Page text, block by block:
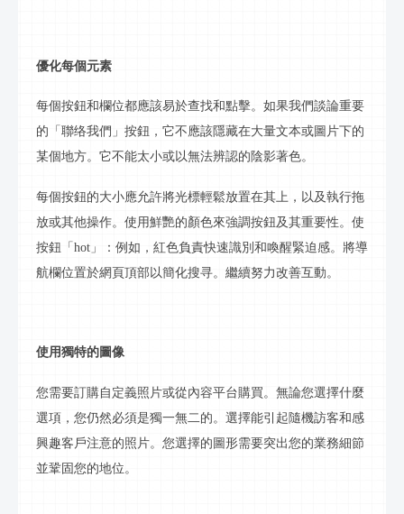
優化每個元素
每個按鈕和欄位都應該易於查找和點擊。如果我們談論重要
的「 聯络我們」按鈕，它不應該隱藏在大量文本或圖片下的
某個地方。它不能太小或以無法辨認的陰影著色。
每個按鈕的大小應允許將光標輕鬆放置在其上，以及執行拖
放或其他操作。使用鮮艷的顏色來強調按鈕及其重要性。使
按鈕「 hot」：例如，紅色負責快速識別和喚醒緊迫感。將導
航欄位置於網頁頂部以簡化搜寻。繼續努力改善互動。
使用獨特的圖像
您需要訂購自定義照片或從內容平台購買。無論您選擇什麼
選項，您仍然必須是獨一無二的。選擇能引起隨機訪客和感
興趣客戶注意的照片。您選擇的圖形需要突出您的業務細節
並鞏固您的地位。